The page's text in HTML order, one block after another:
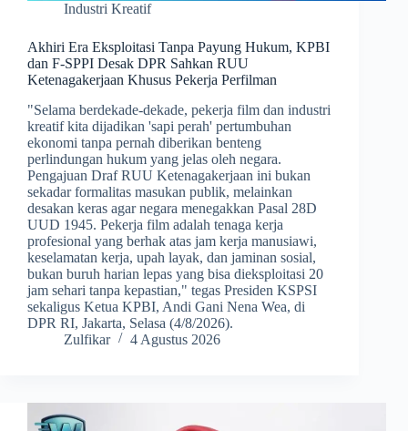
Industri Kreatif
Akhiri Era Eksploitasi Tanpa Payung Hukum, KPBI
dan F-SPPI Desak DPR Sahkan RUU
Ketenagakerjaan Khusus Pekerja Perfilman
​"Selama berdekade-dekade, pekerja film dan industri
kreatif kita dijadikan 'sapi perah' pertumbuhan
ekonomi tanpa pernah diberikan benteng
perlindungan hukum yang jelas oleh negara.
Pengajuan Draf RUU Ketenagakerjaan ini bukan
sekadar formalitas masukan publik, melainkan
desakan keras agar negara menegakkan Pasal 28D
UUD 1945. Pekerja film adalah tenaga kerja
profesional yang berhak atas jam kerja manusiawi,
keselamatan kerja, upah layak, dan jaminan sosial,
bukan buruh harian lepas yang bisa dieksploitasi 20
jam sehari tanpa kepastian," tegas Presiden KSPSI
sekaligus Ketua KPBI, Andi Gani Nena Wea, di
DPR RI, Jakarta, Selasa (4/8/2026).
Zulfikar
4 Agustus 2026